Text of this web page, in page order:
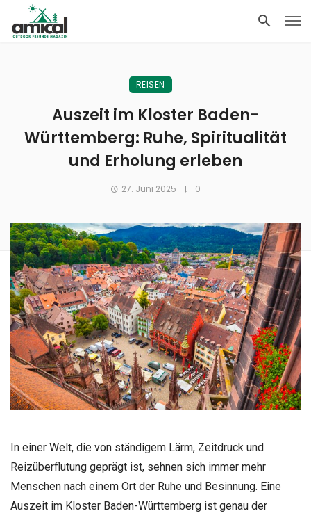
REISEN
Auszeit im Kloster Baden-
Württemberg: Ruhe, Spiritualität
und Erholung erleben
27. Juni 2025 0
In einer Welt, die von ständigem Lärm, Zeitdruck und
Reizüberflutung geprägt ist, sehnen sich immer mehr
Menschen nach einem Ort der Ruhe und Besinnung. Eine
Auszeit im Kloster Baden-Württemberg ist genau der